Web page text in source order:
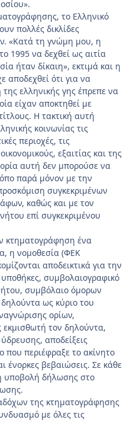
το Ελληνικό
πολλές δικλίδες
«Κατά τη γνώμη μου, η
1995 να δεχθεί ως αιτία
ήταν δίκαιη», εκτιμά και η
αποδεχθεί ότι για να
ελληνικής γης έπρεπε να
είχαν αποκτηθεί με
Η τακτική αυτή
κοινωνίας τις
περιοχές, τις
εξαιτίας και της
αυτή δεν μπορούσε να
παρά μόνον με την
συγκεκριμένων
καθώς και με τον
επί συγκεκριμένου
κτηματογράφηση ένα
η νομοθεσία (ΦΕΚ
αποδεικτικά για την
συμβολαιογραφικό
συμβόλαιο όμορων
ως κύριο του
ορίων,
τον δηλούντα,
αποδείξεις
που περιέφραξε το ακίνητο
ένορκες βεβαιώσεις. Σε κάθε
υποβολή δήλωσης στο
της κτηματογράφησης
με όλες τις